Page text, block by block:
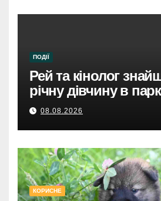
ПОДІЇ
Рей та кінолог
річну дівчину в
Святошинського
08.08.2026
КОРИСНЕ